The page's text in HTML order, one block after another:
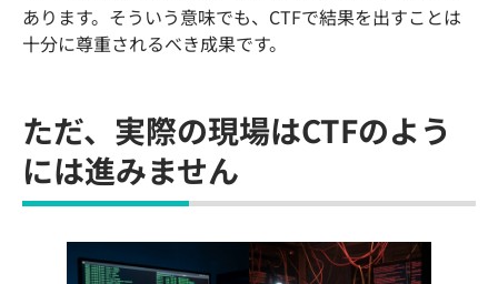
あります。そういう意味でも、CTFで結果を出すことは
十分に尊重されるべき成果です。
ただ、実際の現場はCTFのよう
には進みません